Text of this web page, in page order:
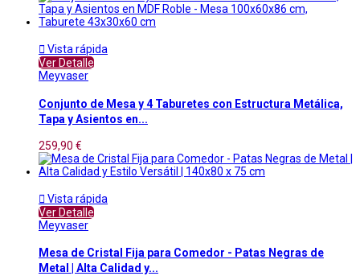
 Vista rápida
Ver Detalle
Meyvaser
Conjunto de Mesa y 4 Taburetes con Estructura Metálica,
Tapa y Asientos en...
259,90 €
 Vista rápida
Ver Detalle
Meyvaser
Mesa de Cristal Fija para Comedor - Patas Negras de
Metal | Alta Calidad y...